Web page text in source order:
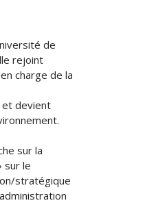
de
rejoint
charge de la
et devient
sur la
sur le
stratégique